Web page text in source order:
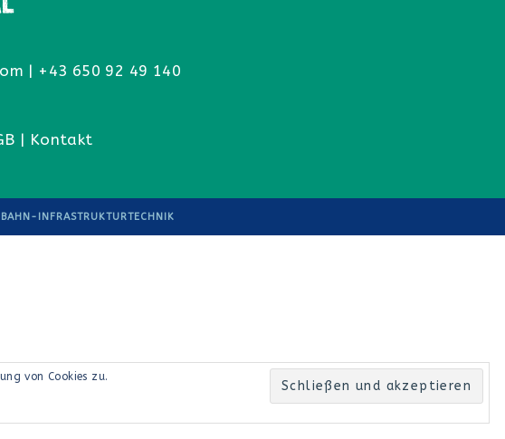
| +43 650 92 49 140
| Kontakt
INFRASTRUKTURTECHNIK
von Cookies zu.